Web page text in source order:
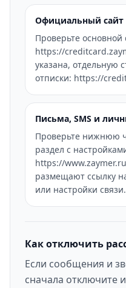
Официальный сайт
Проверьте основной
https://
указана, отдельную
отписки: https://
Письма, SMS и
Проверьте нижнюю
раздел с
https://
размещают ссылку
или настройки связи.
Как отключить
Если сообщения и
сначала отключите